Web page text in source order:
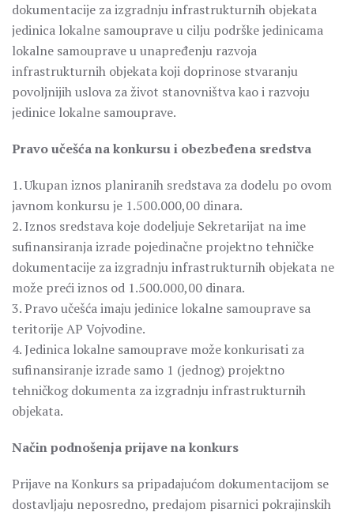
dokumentacije za izgradnju infrastrukturnih objekata
jedinica lokalne samouprave u cilju podrške jedinicama
lokalne samouprave u unapređenju razvoja
infrastrukturnih objekata koji doprinose stvaranju
povoljnijih uslova za život stanovništva kao i razvoju
jedinice lokalne samouprave.
Pravo učešća na konkursu i obezbeđena sredstva
1. Ukupan iznos planiranih sredstava za dodelu po ovom
javnom konkursu je 1.500.000,00 dinara.
2. Iznos sredstava koje dodeljuje Sekretarijat na ime
sufinansiranja izrade pojedinačne projektno tehničke
dokumentacije za izgradnju infrastrukturnih objekata ne
može preći iznos od 1.500.000,00 dinara.
3. Pravo učešća imaju jedinice lokalne samouprave sa
teritorije AP Vojvodine.
4. Jedinica lokalne samouprave može konkurisati za
sufinansiranje izrade samo 1 (jednog) projektno
tehničkog dokumenta za izgradnju infrastrukturnih
objekata.
Način podnošenja prijave na konkurs
Prijave na Konkurs sa pripadajućom dokumentacijom se
dostavljaju neposredno, predajom pisarnici pokrajinskih